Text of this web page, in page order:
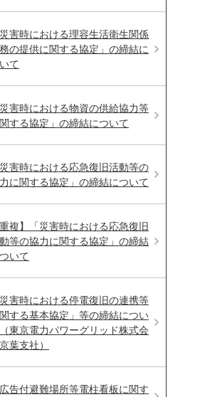
災害時における理容生活衛生関係
の提供に関する協定」の締結に
て
災害時における物資の供給協力等
する協定」の締結について
災害時における応急復旧活動等の
に関する協定」の締結について
重複】「災害時における応急復旧
等の協力に関する協定」の締結
いて
災害時における停電復旧の連携等
する基本協定」等の締結につい
東京電力パワーグリッド株式会
葉支社）
広告付避難場所等電柱看板に関す